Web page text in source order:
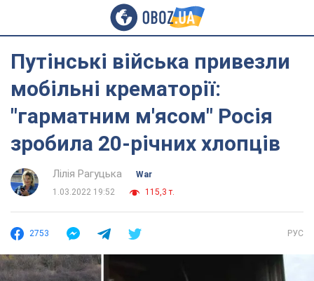
Путінські війська привезли
мобільні крематорії:
"гарматним м'ясом" Росія
зробила 20-річних хлопців
Лілія Рагуцька
War
1.03.2022 19:52
115,3 т.
2753 РУС